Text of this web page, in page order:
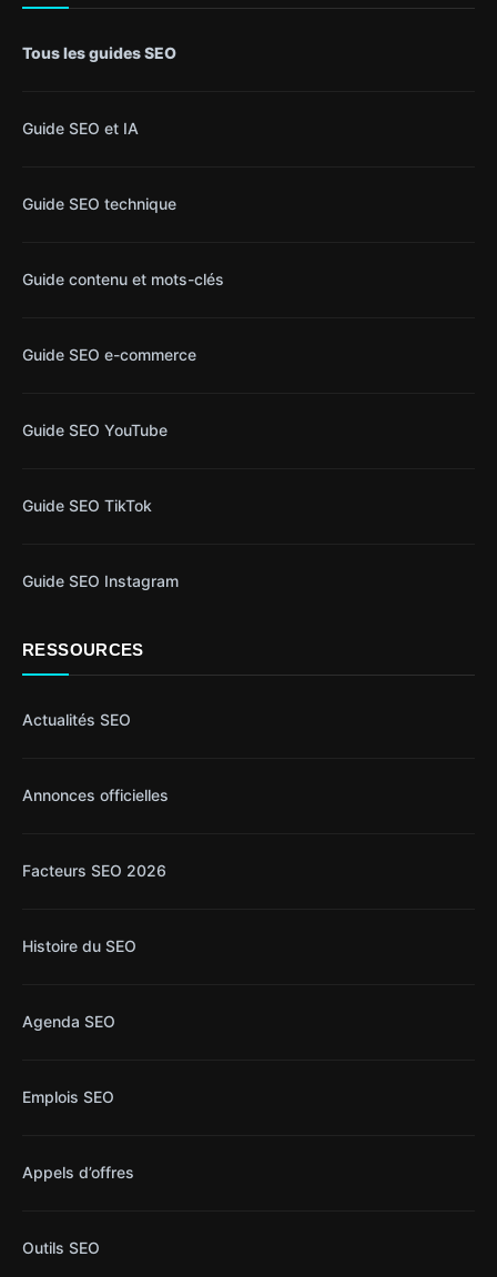
Tous les guides SEO
Guide SEO et IA
Guide SEO technique
Guide contenu et mots-clés
Guide SEO e-commerce
Guide SEO YouTube
Guide SEO TikTok
Guide SEO Instagram
RESSOURCES
Actualités SEO
Annonces officielles
Facteurs SEO 2026
Histoire du SEO
Agenda SEO
Emplois SEO
Appels d’offres
Outils SEO